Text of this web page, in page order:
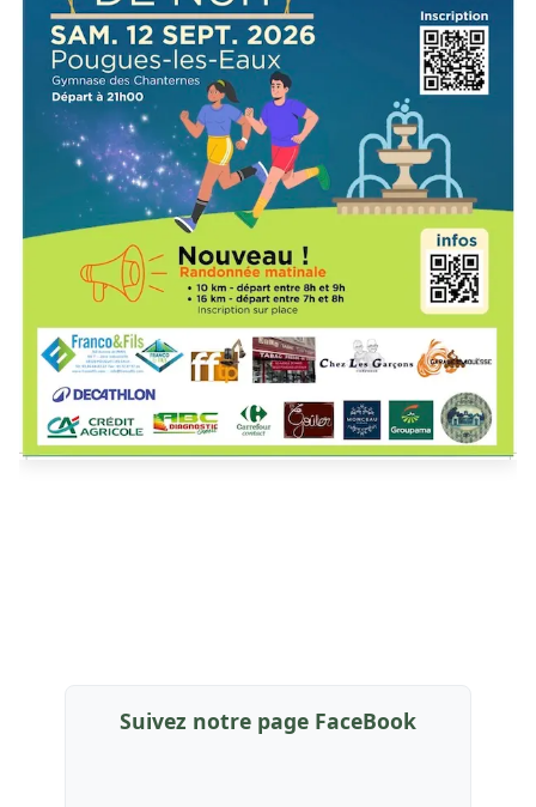
Suivez notre page FaceBook